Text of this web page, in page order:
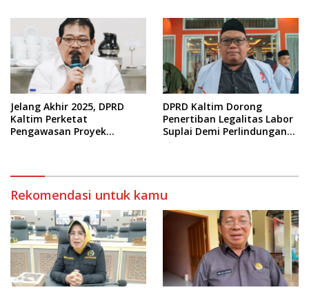
Jelang Akhir 2025, DPRD
Kaltim Perketat
Pengawasan Proyek
DPRD Kaltim Dorong
Penertiban Legalitas Labor
Suplai Demi Perlindungan
Rekomendasi untuk kamu